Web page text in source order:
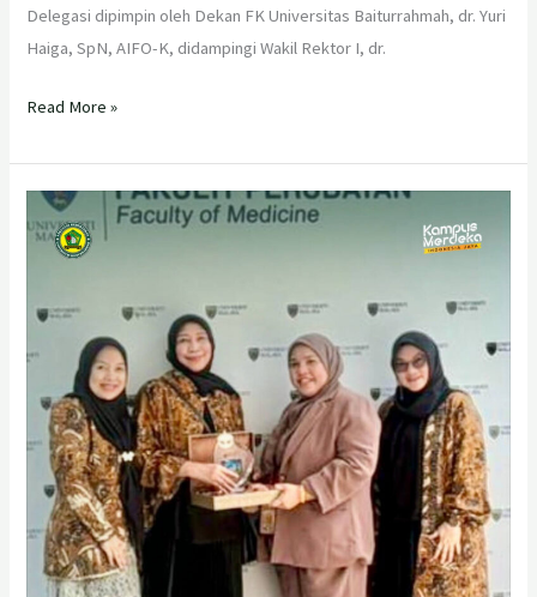
Delegasi dipimpin oleh Dekan FK Universitas Baiturrahmah, dr. Yuri
Haiga, SpN, AIFO-K, didampingi Wakil Rektor I, dr.
Read More »
Fakultas
Kedokteran
Daya
Saing
Global
dengan
melakukan
Benchmarking
Internasional